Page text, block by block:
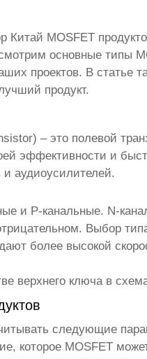
Китай MOSFET
основные типы
проектов. В статье
продукт.
– это полевой
эффективности и
и аудиоусилителей.
и P-канальные. N-
Выбор
более высокой
верхнего ключа в
следующие
которое MOSFET